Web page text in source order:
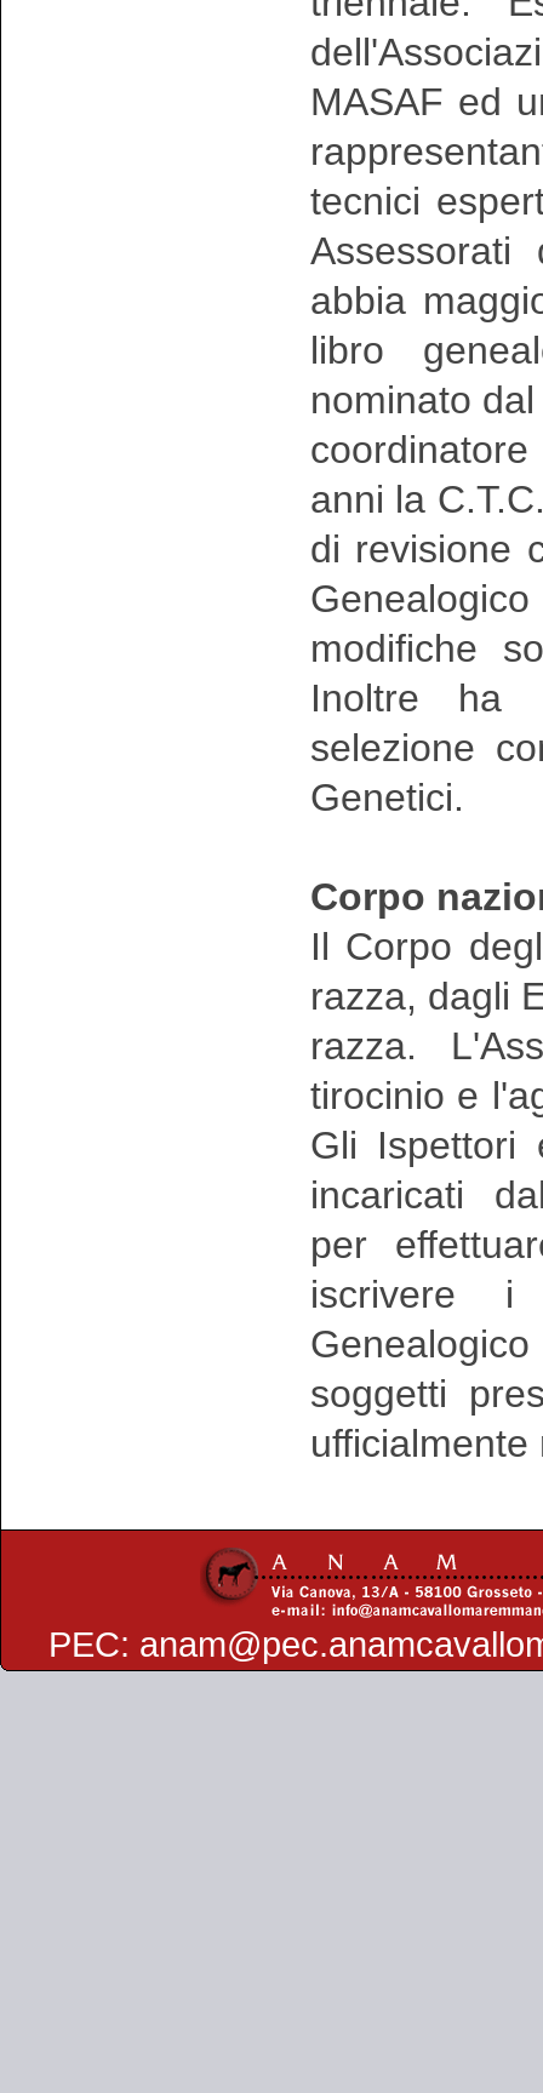
MASAF ed
tecnici
abbia
libro
nominato
anni la
di revisione
modifiche
Inoltre ha
selezione
Genetici.
Corpo
Il Corpo
razza, dagli
razza.
tirocinio e
Gli Ispettori
incaricati
per
iscrivere i
soggetti
PEC: